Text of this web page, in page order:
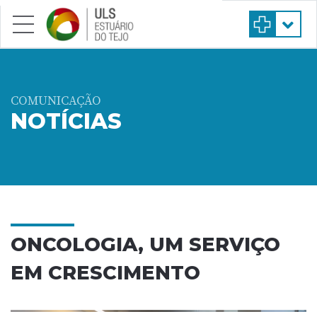
Saltar para conteúdo principal
COMUNICAÇÃO
NOTÍCIAS
ONCOLOGIA, UM SERVIÇO
EM CRESCIMENTO